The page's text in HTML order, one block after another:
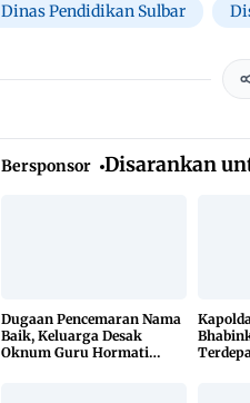
Dinas Pendidikan Sulbar
Bersponsor Disarankan
Dugaan Pencemaran Nama
Baik, Keluarga Desak
Oknum Guru Hormati